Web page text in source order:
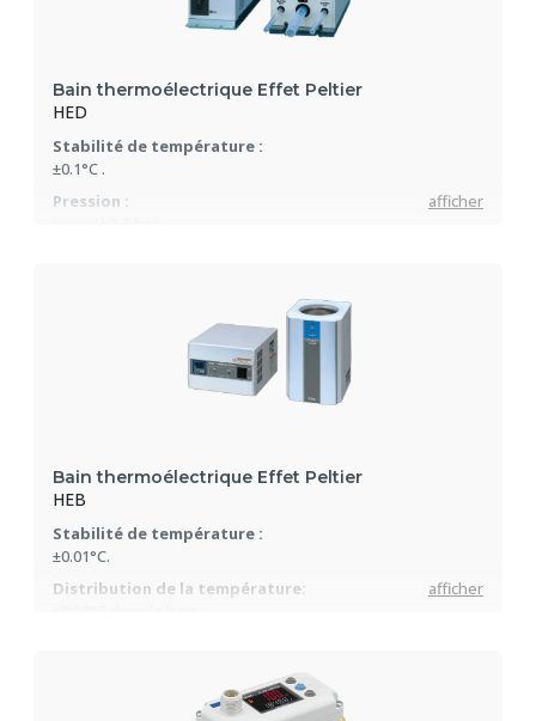
Bain thermoélectrique Effet Peltier
HED
Stabilité de température :
±0.1°C .
Pression :
afficher
Bain thermoélectrique Effet Peltier
HEB
Stabilité de température :
±0.01°C.
Distribution de la température:
afficher